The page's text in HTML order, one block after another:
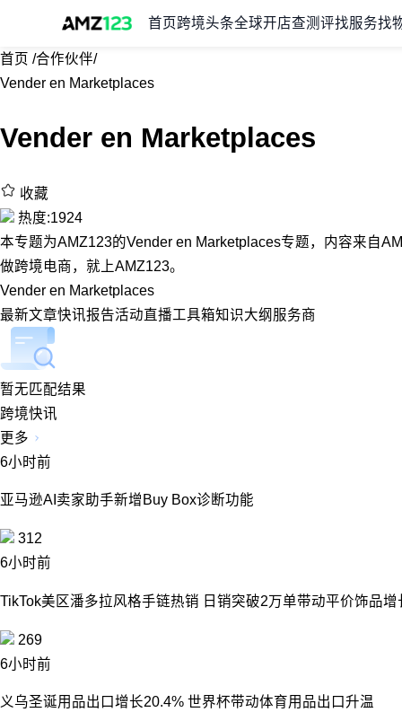
首页 跨境头条全球开店查测评找服务找
首页 /合作伙伴/
Vender en Marketplaces
Vender en Marketplaces
收藏
热度:1924
本专题为AMZ123的Vender en Marketplaces专题，内容来自
做跨境电商，就上AMZ123。
Vender en Marketplaces
最新文章快讯报告活动直播工具箱知识大纲 服务商
暂无匹配结果
跨境快讯
更多
6小时前
亚马逊AI卖家助手新增Buy Box诊断功能
312
6小时前
TikTok美区潘多拉风格手链热销 日销突破2万单带动平价饰品增
269
6小时前
义乌圣诞用品出口增长20.4% 世界杯带动体育用品出口升温